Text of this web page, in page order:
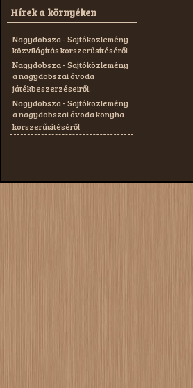
Hírek a környéken
Nagydobsza - Sajtóközlemény
közvilágítás korszerűsítéséről
Nagydobsza - Sajtóközlemény
a nagydobszai óvoda
játékbeszerzéseiről.
Nagydobsza - Sajtóközlemény
a nagydobszai óvoda konyha
korszerűsítéséről